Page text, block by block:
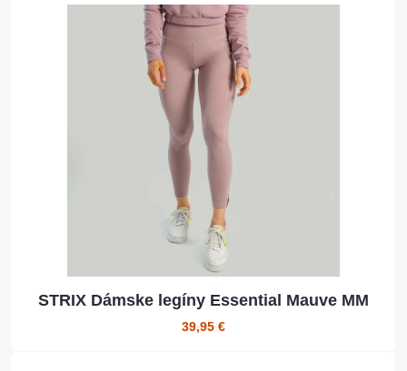
STRIX Dámske legíny Essential Mauve MM
39,95 €